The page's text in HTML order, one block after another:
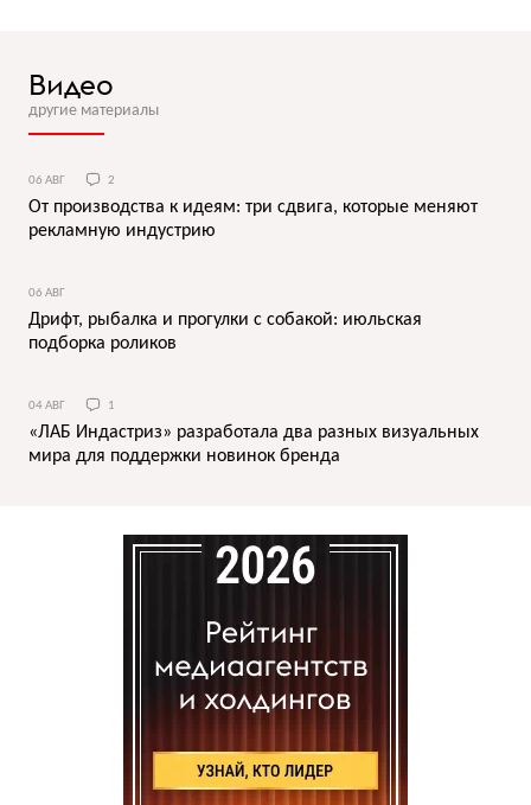
Видео
другие материалы
06 АВГ 2
От производства к идеям: три сдвига, которые меняют
рекламную индустрию
06 АВГ
Дрифт, рыбалка и прогулки с собакой: июльская
подборка роликов
04 АВГ 1
«ЛАБ Индастриз» разработала два разных визуальных
мира для поддержки новинок бренда